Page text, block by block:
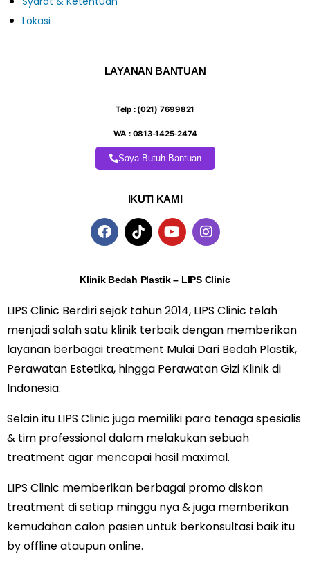
Lokasi
LAYANAN BANTUAN
Telp : (021) 7699821
WA : 0813-1425-2474
Saya Butuh Bantuan
IKUTI KAMI
Klinik Bedah Plastik – LIPS Clinic
LIPS Clinic Berdiri sejak tahun 2014, LIPS Clinic telah
menjadi salah satu klinik terbaik dengan memberikan
layanan berbagai treatment Mulai Dari Bedah Plastik,
Perawatan Estetika, hingga Perawatan Gizi Klinik di
Indonesia.
Selain itu LIPS Clinic juga memiliki para tenaga spesialis
& tim professional dalam melakukan sebuah
treatment agar mencapai hasil maximal.
LIPS Clinic memberikan berbagai promo diskon
treatment di setiap minggu nya & juga memberikan
kemudahan calon pasien untuk berkonsultasi baik itu
by offline ataupun online.